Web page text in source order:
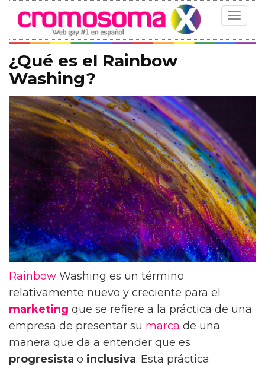
Toggle
¿Qué es el Rainbow
Washing?
Rainbow Washing es un término
relativamente nuevo y creciente para el
marketing que se refiere a la práctica de una
empresa de presentar su marca de una
manera que da a entender que es
progresista o inclusiva. Esta práctica